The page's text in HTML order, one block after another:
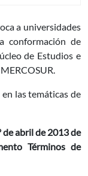
de
a universidades
conformación de
de Estudios e
las temáticas de
de abril de 2013 de
Términos de